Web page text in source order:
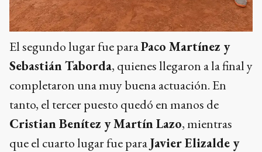
El segundo lugar fue paraPaco Martínez y
Sebastián Taborda, quienes llegaron a la final y
completaron una muy buena actuación. En
tanto, el tercer puesto quedó en manos de
Cristian Benítez y Martín Lazo, mientras
que el cuarto lugar fue paraJavier Elizalde y